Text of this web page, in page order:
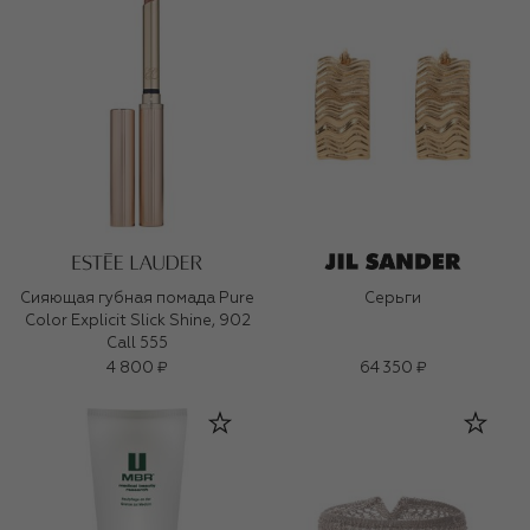
Сияющая губная помада Pure
Color Explicit Slick Shine, 902
Call 555
4 800 ₽
Серьги
64 350 ₽